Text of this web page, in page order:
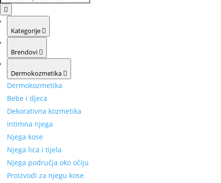
Kategorije
Brendovi
Dermokozmetika
Dermokozmetika
Bebe i djeca
Dekorativna kozmetika
Intimna njega
Njega kose
Njega lica i tijela
Njega područja oko očiju
Proizvodi za njegu kose